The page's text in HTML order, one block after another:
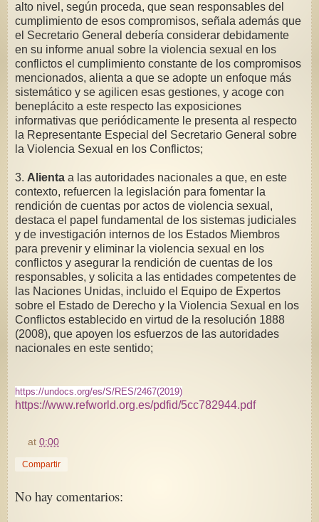
alto nivel, según proceda, que sean responsables del
cumplimiento de esos compromisos, señala además que
el Secretario General debería considerar debidamente
en su informe anual sobre la violencia sexual en los
conflictos el cumplimiento constante de los compromisos
mencionados, alienta a que se adopte un enfoque más
sistemático y se agilicen esas gestiones, y acoge con
beneplácito a este respecto las exposiciones
informativas que periódicamente le presenta al respecto
la Representante Especial del Secretario General sobre
la Violencia Sexual en los Conflictos;
3. Alienta a las autoridades nacionales a que, en este
contexto, refuercen la legislación para fomentar la
rendición de cuentas por actos de violencia sexual,
destaca el papel fundamental de los sistemas judiciales
y de investigación internos de los Estados Miembros
para prevenir y eliminar la violencia sexual en los
conflictos y asegurar la rendición de cuentas de los
responsables, y solicita a las entidades competentes de
las Naciones Unidas, incluido el Equipo de Expertos
sobre el Estado de Derecho y la Violencia Sexual en los
Conflictos establecido en virtud de la resolución 1888
(2008), que apoyen los esfuerzos de las autoridades
nacionales en este sentido;
https://undocs.org/es/S/RES/2467(2019)
https://www.refworld.org.es/pdfid/5cc782944.pdf
at0:00
Compartir
No hay comentarios: